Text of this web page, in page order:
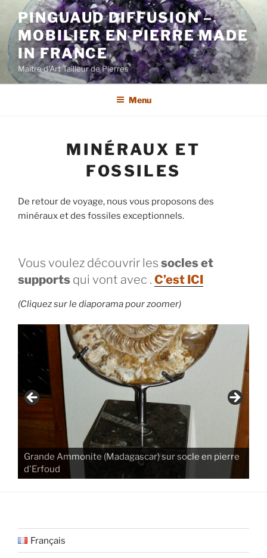
contenu
principal
PINGUAUD DIFFUSION –
MOBILIER EN PIERRE MADE
IN FRANCE
Maitre d'Art Tailleur de Pierres
Menu
MINÉRAUX ET
FOSSILES
De retour de voyage, nous vous proposons des
minéraux et des fossiles exceptionnels.
Vous voulez découvrir les socles et
supports qui vont avec . C’est ICI
(Cliquez sur le diaporama pour zoomer)
Grande Ammonite (Madagascar) sur socle en pierre
d'Erfoud
Français